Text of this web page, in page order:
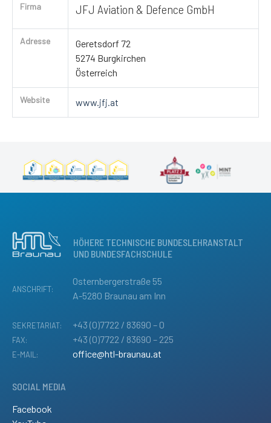
Firma JFJ Aviation & Defence GmbH
Adresse
Geretsdorf 72
5274 Burgkirchen
Österreich
Website www.jfj.at
HÖHERE TECHNISCHE BUNDESLEHRANSTALT
UND BUNDESFACHSCHULE
ANSCHRIFT:
Osternbergerstraße 55
A-5280 Braunau am Inn
SEKRETARIAT: +43 (0)7722 / 83690 – 0
FAX: +43 (0)7722 / 83690 – 225
E-MAIL: office@htl-braunau.at
SOCIAL MEDIA
Facebook